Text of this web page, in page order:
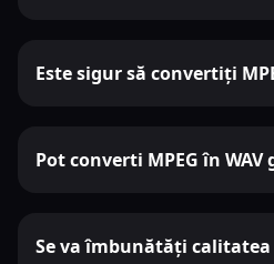
Este sigur să convertiți
Pot converti MPEG în
Se va îmbunătăți